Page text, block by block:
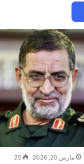
مارس 20, 2026 25